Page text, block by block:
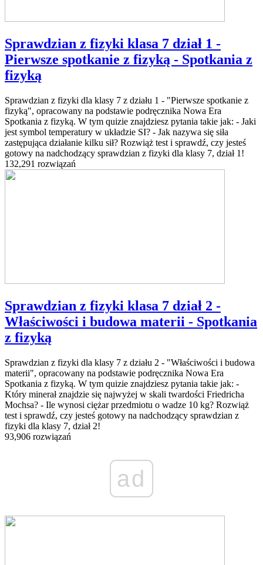
Sprawdzian z fizyki klasa 7 dział 1 -
Pierwsze spotkanie z fizyką - Spotkania z
fizyką
Sprawdzian z fizyki dla klasy 7 z działu 1 - "Pierwsze spotkanie z
fizyką", opracowany na podstawie podręcznika Nowa Era
Spotkania z fizyką. W tym quizie znajdziesz pytania takie jak: - Jaki
jest symbol temperatury w układzie SI? - Jak nazywa się siła
zastępująca działanie kilku sił? Rozwiąż test i sprawdź, czy jesteś
gotowy na nadchodzący sprawdzian z fizyki dla klasy 7, dział 1!
132,291 rozwiązań
Sprawdzian z fizyki klasa 7 dział 2 -
Właściwości i budowa materii - Spotkania
z fizyką
Sprawdzian z fizyki dla klasy 7 z działu 2 - "Właściwości i budowa
materii", opracowany na podstawie podręcznika Nowa Era
Spotkania z fizyką. W tym quizie znajdziesz pytania takie jak: -
Który minerał znajdzie się najwyżej w skali twardości Friedricha
Mochsa? - Ile wynosi ciężar przedmiotu o wadze 10 kg? Rozwiąż
test i sprawdź, czy jesteś gotowy na nadchodzący sprawdzian z
fizyki dla klasy 7, dział 2!
93,906 rozwiązań
ad